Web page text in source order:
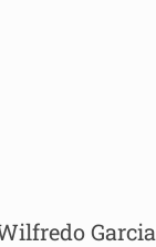
Garcia